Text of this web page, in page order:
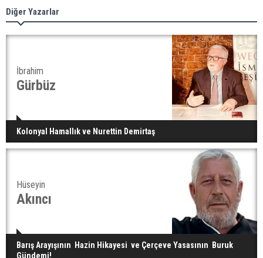
Diğer Yazarlar
İbrahim
Gürbüz
Kolonyal Hamallık ve Nurettin Demirtaş
Hüseyin
Akıncı
Barış Arayışının Hazin Hikayesi ve Çerçeve Yasasının Buruk
Gündemi!